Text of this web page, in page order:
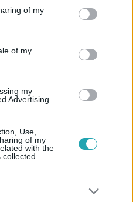
behaviour. You may click to
and its third-party tags to
purposes in below Google
of my
of my
my
Advertising.
Use,
of my
with the